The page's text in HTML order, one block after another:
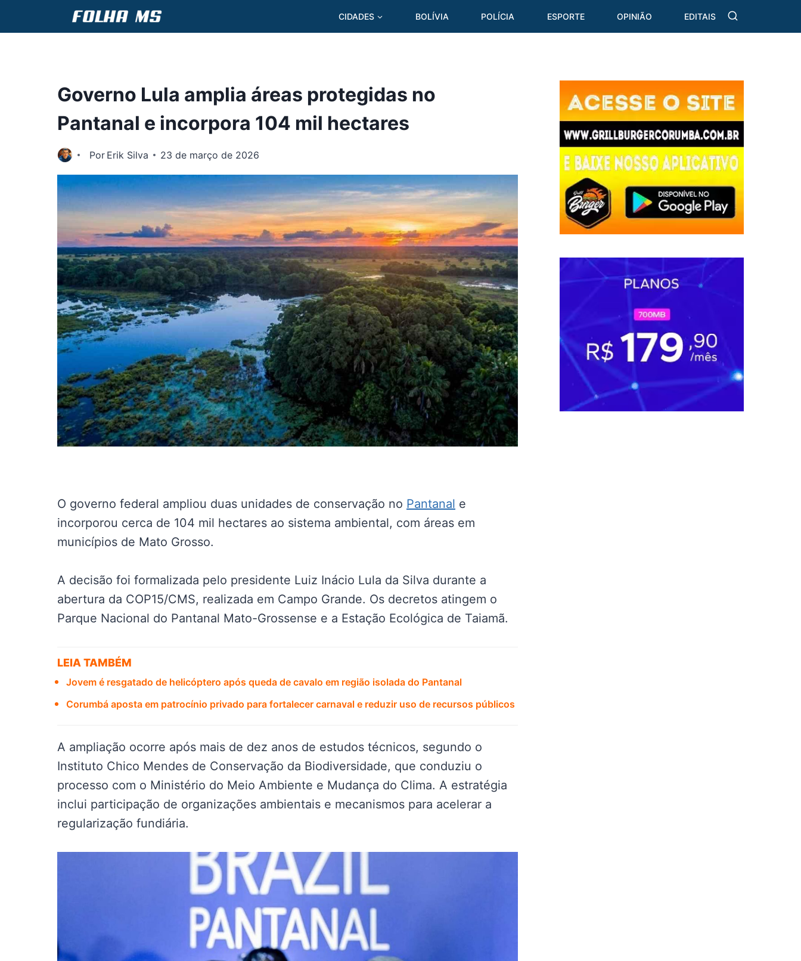
CIDADES BOLÍVIA POLÍCIA ESPORTE OPINIÃO EDITAIS
Governo Lula amplia áreas protegidas no
Pantanal e incorpora 104 mil hectares
Por Erik Silva 23 de março de 2026
O governo federal ampliou duas unidades de conservação no Pantanal e
incorporou cerca de 104 mil hectares ao sistema ambiental, com áreas em
municípios de Mato Grosso.
A decisão foi formalizada pelo presidente Luiz Inácio Lula da Silva durante a
abertura da COP15/CMS, realizada em Campo Grande. Os decretos atingem o
Parque Nacional do Pantanal Mato-Grossense e a Estação Ecológica de Taiamã.
LEIA TAMBÉM
Jovem é resgatado de helicóptero após queda de cavalo em região isolada do Pantanal
Corumbá aposta em patrocínio privado para fortalecer carnaval e reduzir uso de recursos públicos
A ampliação ocorre após mais de dez anos de estudos técnicos, segundo o
Instituto Chico Mendes de Conservação da Biodiversidade, que conduziu o
processo com o Ministério do Meio Ambiente e Mudança do Clima. A estratégia
inclui participação de organizações ambientais e mecanismos para acelerar a
regularização fundiária.